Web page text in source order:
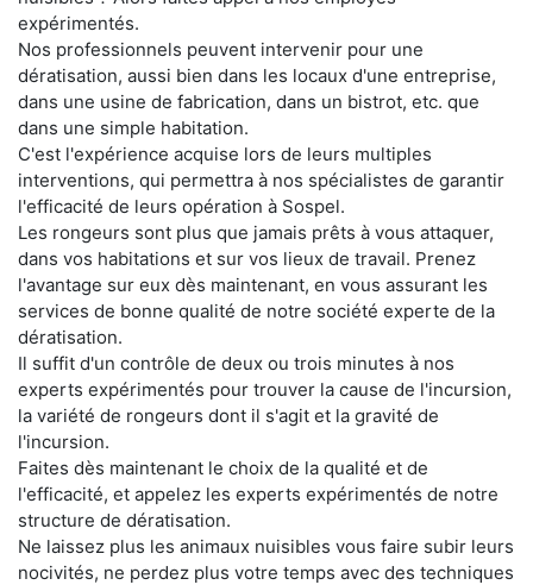
expérimentés.
Nos professionnels peuvent intervenir pour une
dératisation, aussi bien dans les locaux d'une entreprise,
dans une usine de fabrication, dans un bistrot, etc. que
dans une simple habitation.
C'est l'expérience acquise lors de leurs multiples
interventions, qui permettra à nos spécialistes de garantir
l'efficacité de leurs opération à Sospel.
Les rongeurs sont plus que jamais prêts à vous attaquer,
dans vos habitations et sur vos lieux de travail. Prenez
l'avantage sur eux dès maintenant, en vous assurant les
services de bonne qualité de notre société experte de la
dératisation.
Il suffit d'un contrôle de deux ou trois minutes à nos
experts expérimentés pour trouver la cause de l'incursion,
la variété de rongeurs dont il s'agit et la gravité de
l'incursion.
Faites dès maintenant le choix de la qualité et de
l'efficacité, et appelez les experts expérimentés de notre
structure de dératisation.
Ne laissez plus les animaux nuisibles vous faire subir leurs
nocivités, ne perdez plus votre temps avec des techniques